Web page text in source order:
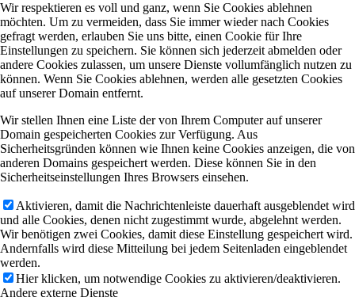
Wir respektieren es voll und ganz, wenn Sie Cookies ablehnen
möchten. Um zu vermeiden, dass Sie immer wieder nach Cookies
gefragt werden, erlauben Sie uns bitte, einen Cookie für Ihre
Einstellungen zu speichern. Sie können sich jederzeit abmelden oder
andere Cookies zulassen, um unsere Dienste vollumfänglich nutzen zu
können. Wenn Sie Cookies ablehnen, werden alle gesetzten Cookies
auf unserer Domain entfernt.
Wir stellen Ihnen eine Liste der von Ihrem Computer auf unserer
Domain gespeicherten Cookies zur Verfügung. Aus
Sicherheitsgründen können wie Ihnen keine Cookies anzeigen, die von
anderen Domains gespeichert werden. Diese können Sie in den
Sicherheitseinstellungen Ihres Browsers einsehen.
Aktivieren, damit die Nachrichtenleiste dauerhaft ausgeblendet wird
und alle Cookies, denen nicht zugestimmt wurde, abgelehnt werden.
Wir benötigen zwei Cookies, damit diese Einstellung gespeichert wird.
Andernfalls wird diese Mitteilung bei jedem Seitenladen eingeblendet
werden.
Hier klicken, um notwendige Cookies zu aktivieren/deaktivieren.
Andere externe Dienste